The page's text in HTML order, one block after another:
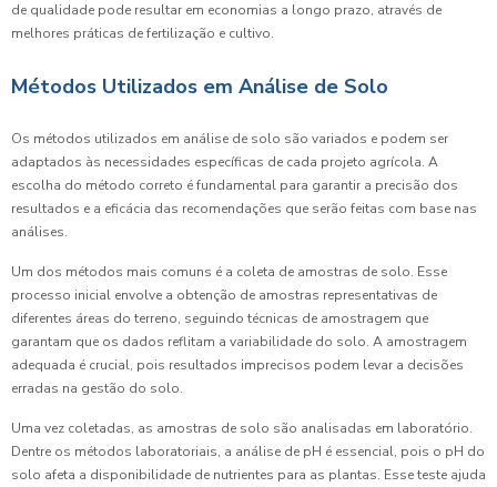
de qualidade pode resultar em economias a longo prazo, através de
melhores práticas de fertilização e cultivo.
Métodos Utilizados em Análise de Solo
Os métodos utilizados em análise de solo são variados e podem ser
adaptados às necessidades específicas de cada projeto agrícola. A
escolha do método correto é fundamental para garantir a precisão dos
resultados e a eficácia das recomendações que serão feitas com base nas
análises.
Um dos métodos mais comuns é a coleta de amostras de solo. Esse
processo inicial envolve a obtenção de amostras representativas de
diferentes áreas do terreno, seguindo técnicas de amostragem que
garantam que os dados reflitam a variabilidade do solo. A amostragem
adequada é crucial, pois resultados imprecisos podem levar a decisões
erradas na gestão do solo.
Uma vez coletadas, as amostras de solo são analisadas em laboratório.
Dentre os métodos laboratoriais, a análise de pH é essencial, pois o pH do
solo afeta a disponibilidade de nutrientes para as plantas. Esse teste ajuda